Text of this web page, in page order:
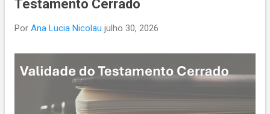
Testamento Cerrado
Por Ana Lucia Nicolau julho 30, 2026